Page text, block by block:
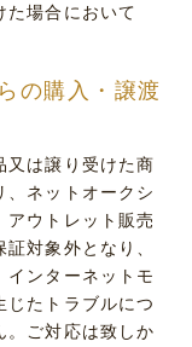
た場合において
の購入・譲渡
又は譲り受けた商
ネットオークシ
アウトレット販売
対象外となり、
インターネットモ
じたトラブルにつ
。ご対応は致しか